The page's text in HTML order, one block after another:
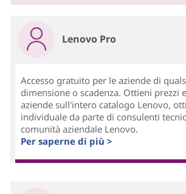
Lenovo Pro
Accesso gratuito per le aziende di
dimensione o scadenza. Ottieni prezzi
aziende sull'intero catalogo Lenovo,
individuale da parte di consulenti
comunità aziendale Lenovo.
Per saperne di più >